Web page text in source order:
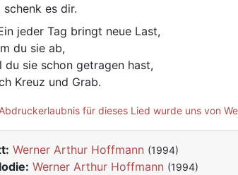
schenk es dir.
jeder Tag bringt neue Last,
du sie ab,
du sie schon getragen hast,
Kreuz und Grab.
für dieses Lied wurde uns von
Werner Arthur Hoffmann (1994)
Werner Arthur Hoffmann (1994)